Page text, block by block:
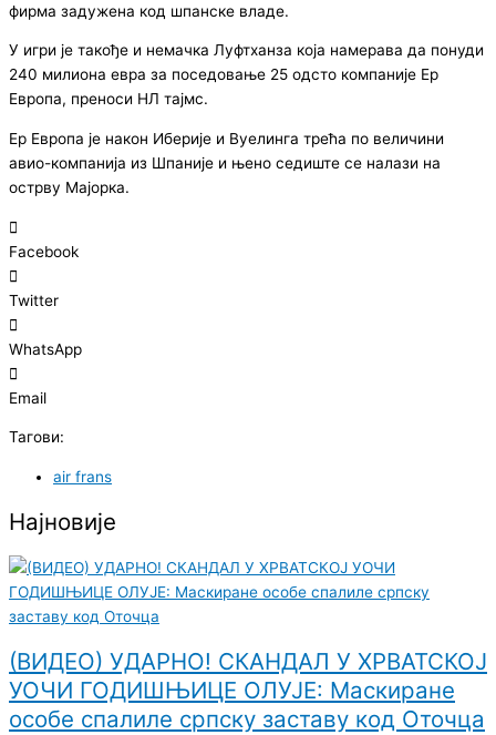
фирма задужена код шпанске владе.
У игри је такође и немачка Луфтханза која намерава да понуди
240 милиона евра за поседовање 25 одсто компаније Ер
Европа, преноси НЛ тајмс.
Ер Европа је након Иберије и Вуелинга трећа по величини
авио-компанија из Шпаније и њено седиште се налази на
острву Мајорка.
Facebook
Twitter
WhatsApp
Email
Тагови:
air frans
Најновије
(ВИДЕО) УДАРНО! СКАНДАЛ У ХРВАТСКОЈ
УОЧИ ГОДИШЊИЦЕ ОЛУЈЕ: Маскиране
особе спалиле српску заставу код Оточца